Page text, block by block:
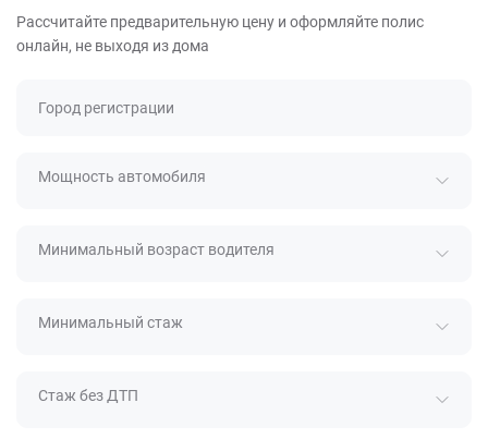
Рассчитайте предварительную цену и оформляйте полис
онлайн, не выходя из дома
Город регистрации
Мощность автомобиля
Минимальный возраст водителя
Минимальный стаж
Стаж без ДТП